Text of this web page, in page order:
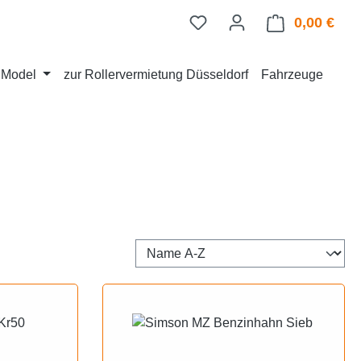
0,00 €
zur Rollervermietung Düsseldorf Fahrzeuge